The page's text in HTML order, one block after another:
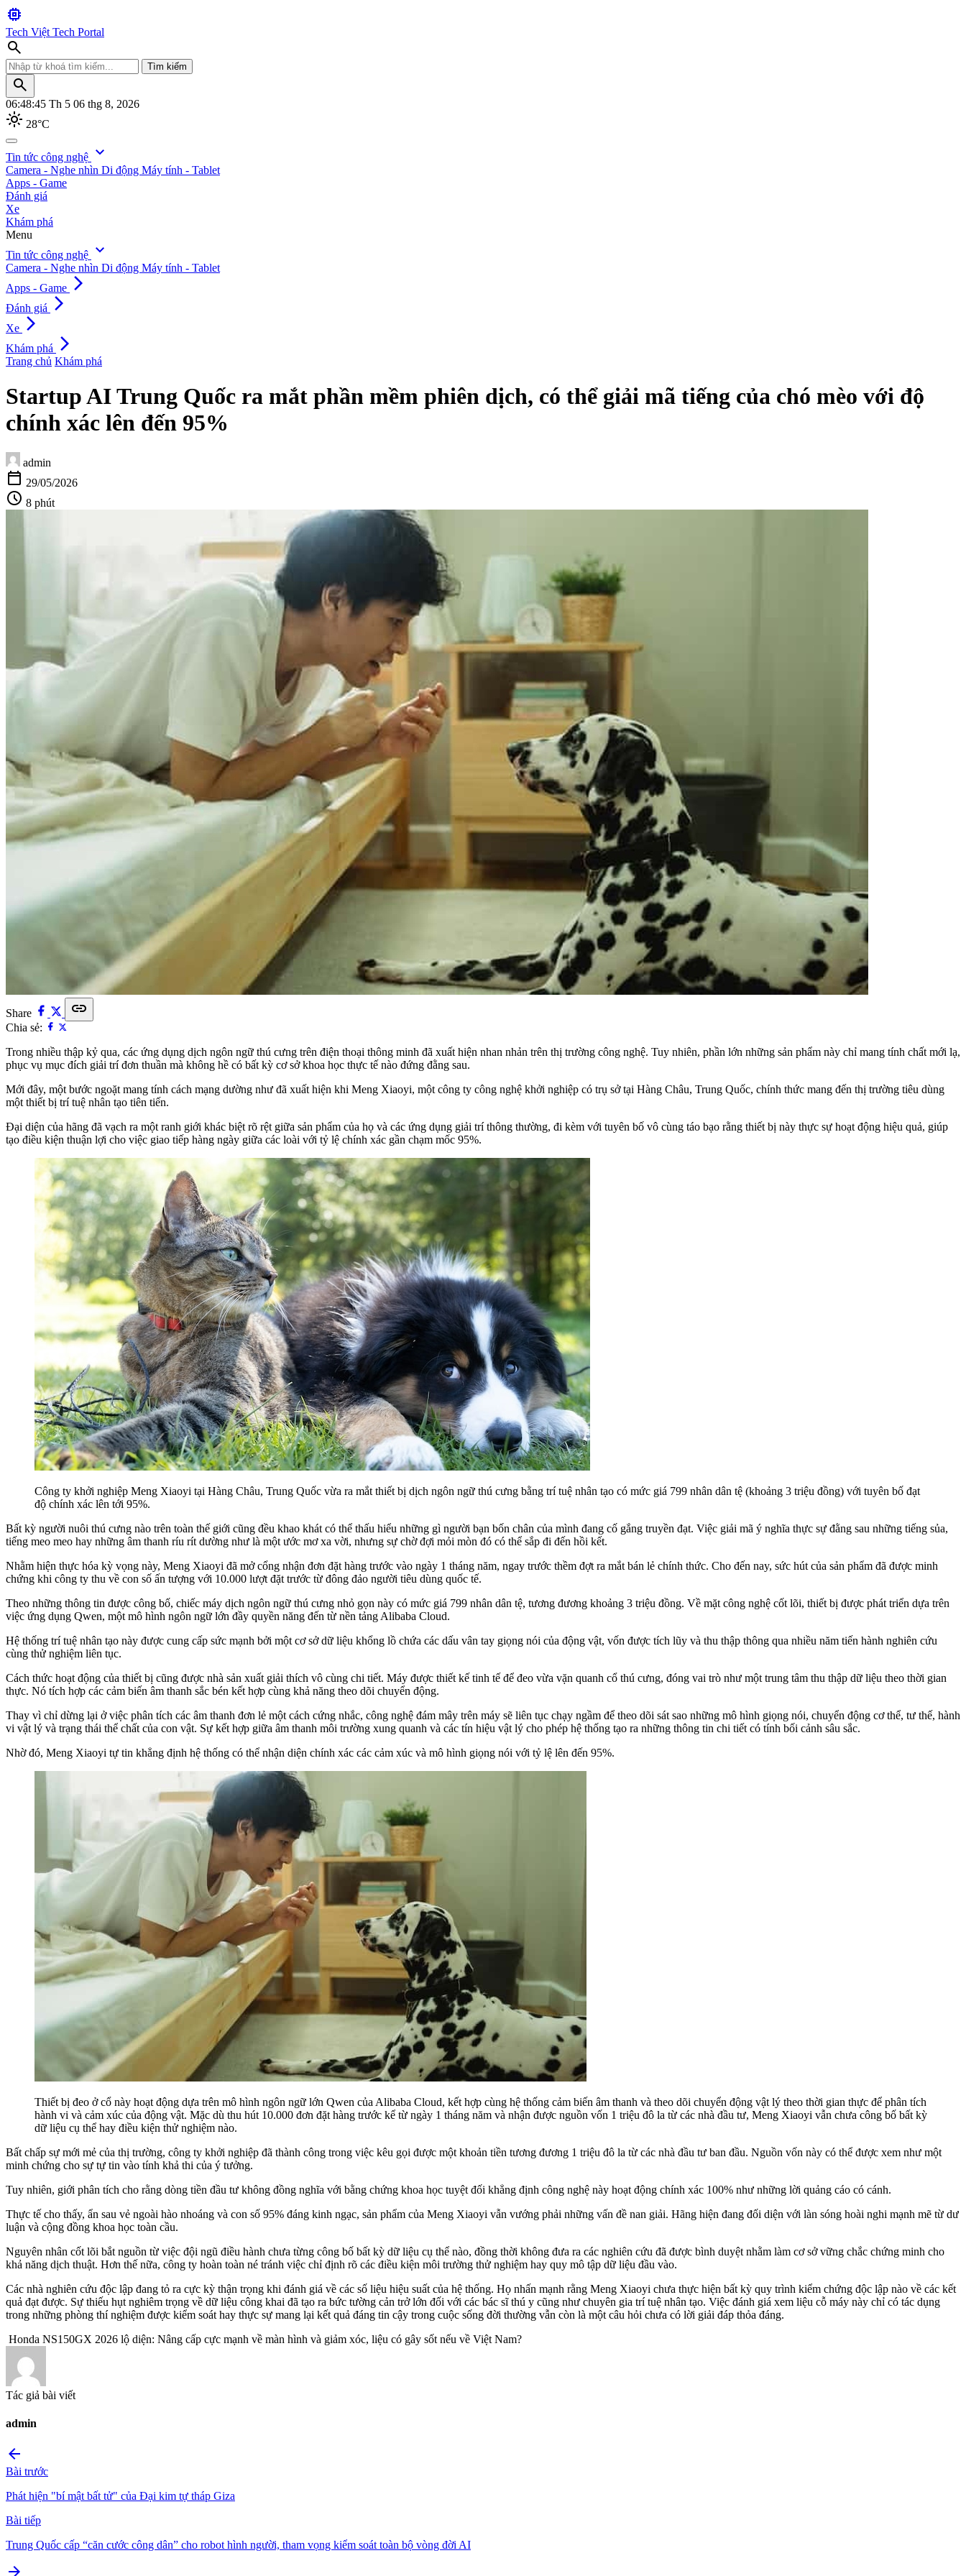
memory
Tech Việt Tech Portal
search
Tìm kiếm
search
06:48:47 Th 5 06 thg 8, 2026
light_mode 28°C
search
Tìm kiếm
Tin tức công nghệ expand_more
Camera - Nghe nhìn Di động Máy tính - Tablet
Apps - Game
Đánh giá
Xe
Khám phá
Menu
Tin tức công nghệ expand_more
Camera - Nghe nhìn Di động Máy tính - Tablet
Apps - Game arrow_forward_ios
Đánh giá arrow_forward_ios
Xe arrow_forward_ios
Khám phá arrow_forward_ios
Trang chủ Khám phá
Startup AI Trung Quốc ra mắt phần mềm phiên dịch, có thể giải mã tiếng của chó mèo với độ
chính xác lên đến 95%
admin
calendar_today 29/05/2026
schedule 8 phút
Share link
Chia sẻ:
Trong nhiều thập kỷ qua, các ứng dụng dịch ngôn ngữ thú cưng trên điện thoại thông minh đã xuất hiện nhan nhản trên thị trường công nghệ. Tuy nhiên, phần lớn những sản phẩm này chỉ mang tính chất mới lạ,
phục vụ mục đích giải trí đơn thuần mà không hề có bất kỳ cơ sở khoa học thực tế nào đứng đằng sau.
Mới đây, một bước ngoặt mang tính cách mạng dường như đã xuất hiện khi Meng Xiaoyi, một công ty công nghệ khởi nghiệp có trụ sở tại Hàng Châu, Trung Quốc, chính thức mang đến thị trường tiêu dùng
một thiết bị trí tuệ nhân tạo tiên tiến.
Đại diện của hãng đã vạch ra một ranh giới khác biệt rõ rệt giữa sản phẩm của họ và các ứng dụng giải trí thông thường, đi kèm với tuyên bố vô cùng táo bạo rằng thiết bị này thực sự hoạt động hiệu quả, giúp
tạo điều kiện thuận lợi cho việc giao tiếp hàng ngày giữa các loài với tỷ lệ chính xác gần chạm mốc 95%.
Công ty khởi nghiệp Meng Xiaoyi tại Hàng Châu, Trung Quốc vừa ra mắt thiết bị dịch ngôn ngữ thú cưng bằng trí tuệ nhân tạo có mức giá 799 nhân dân tệ (khoảng 3 triệu đồng) với tuyên bố đạt
độ chính xác lên tới 95%.
Bất kỳ người nuôi thú cưng nào trên toàn thế giới cũng đều khao khát có thể thấu hiểu những gì người bạn bốn chân của mình đang cố gắng truyền đạt. Việc giải mã ý nghĩa thực sự đằng sau những tiếng sủa,
tiếng meo meo hay những âm thanh ríu rít dường như là một ước mơ xa vời, nhưng sự chờ đợi mỏi mòn đó có thể sắp đi đến hồi kết.
Nhằm hiện thực hóa kỳ vọng này, Meng Xiaoyi đã mở cổng nhận đơn đặt hàng trước vào ngày 1 tháng năm, ngay trước thềm đợt ra mắt bán lẻ chính thức. Cho đến nay, sức hút của sản phẩm đã được minh
chứng khi công ty thu về con số ấn tượng với 10.000 lượt đặt trước từ đông đảo người tiêu dùng quốc tế.
Theo những thông tin được công bố, chiếc máy dịch ngôn ngữ thú cưng nhỏ gọn này có mức giá 799 nhân dân tệ, tương đương khoảng 3 triệu đồng. Về mặt công nghệ cốt lõi, thiết bị được phát triển dựa trên
việc ứng dụng Qwen, một mô hình ngôn ngữ lớn đầy quyền năng đến từ nền tảng Alibaba Cloud.
Hệ thống trí tuệ nhân tạo này được cung cấp sức mạnh bởi một cơ sở dữ liệu khổng lồ chứa các dấu vân tay giọng nói của động vật, vốn được tích lũy và thu thập thông qua nhiều năm tiến hành nghiên cứu
cùng thử nghiệm liên tục.
Cách thức hoạt động của thiết bị cũng được nhà sản xuất giải thích vô cùng chi tiết. Máy được thiết kế tinh tế để đeo vừa vặn quanh cổ thú cưng, đóng vai trò như một trung tâm thu thập dữ liệu theo thời gian
thực. Nó tích hợp các cảm biến âm thanh sắc bén kết hợp cùng khả năng theo dõi chuyển động.
Thay vì chỉ dừng lại ở việc phân tích các âm thanh đơn lẻ một cách cứng nhắc, công nghệ đám mây trên máy sẽ liên tục chạy ngầm để theo dõi sát sao những mô hình giọng nói, chuyển động cơ thể, tư thế, hành
vi vật lý và trạng thái thể chất của con vật. Sự kết hợp giữa âm thanh môi trường xung quanh và các tín hiệu vật lý cho phép hệ thống tạo ra những thông tin chi tiết có tính bối cảnh sâu sắc.
Nhờ đó, Meng Xiaoyi tự tin khẳng định hệ thống có thể nhận diện chính xác các cảm xúc và mô hình giọng nói với tỷ lệ lên đến 95%.
Thiết bị đeo ở cổ này hoạt động dựa trên mô hình ngôn ngữ lớn Qwen của Alibaba Cloud, kết hợp cùng hệ thống cảm biến âm thanh và theo dõi chuyển động vật lý theo thời gian thực để phân tích
hành vi và cảm xúc của động vật. Mặc dù thu hút 10.000 đơn đặt hàng trước kể từ ngày 1 tháng năm và nhận được nguồn vốn 1 triệu đô la từ các nhà đầu tư, Meng Xiaoyi vẫn chưa công bố bất kỳ
dữ liệu cụ thể hay điều kiện thử nghiệm nào.
Bất chấp sự mới mẻ của thị trường, công ty khởi nghiệp đã thành công trong việc kêu gọi được một khoản tiền tương đương 1 triệu đô la từ các nhà đầu tư ban đầu. Nguồn vốn này có thể được xem như một
minh chứng cho sự tự tin vào tính khả thi của ý tưởng.
Tuy nhiên, giới phân tích cho rằng dòng tiền đầu tư không đồng nghĩa với bằng chứng khoa học tuyệt đối khẳng định công nghệ này hoạt động chính xác 100% như những lời quảng cáo có cánh.
Thực tế cho thấy, ẩn sau vẻ ngoài hào nhoáng và con số 95% đáng kinh ngạc, sản phẩm của Meng Xiaoyi vẫn vướng phải những vấn đề nan giải. Hãng hiện đang đối diện với làn sóng hoài nghi mạnh mẽ từ dư
luận và cộng đồng khoa học toàn cầu.
Nguyên nhân cốt lõi bắt nguồn từ việc đội ngũ điều hành chưa từng công bố bất kỳ dữ liệu cụ thể nào, đồng thời không đưa ra các nghiên cứu đã được bình duyệt nhằm làm cơ sở vững chắc chứng minh cho
khả năng dịch thuật. Hơn thế nữa, công ty hoàn toàn né tránh việc chỉ định rõ các điều kiện môi trường thử nghiệm hay quy mô tập dữ liệu đầu vào.
Các nhà nghiên cứu độc lập đang tỏ ra cực kỳ thận trọng khi đánh giá về các số liệu hiệu suất của hệ thống. Họ nhấn mạnh rằng Meng Xiaoyi chưa thực hiện bất kỳ quy trình kiểm chứng độc lập nào về các kết
quả đạt được. Sự thiếu hụt nghiêm trọng về dữ liệu công khai đã tạo ra bức tường cản trở lớn đối với các bác sĩ thú y cũng như chuyên gia trí tuệ nhân tạo. Việc đánh giá xem liệu cỗ máy này chỉ có tác dụng
trong những phòng thí nghiệm được kiểm soát hay thực sự mang lại kết quả đáng tin cậy trong cuộc sống đời thường vẫn còn là một câu hỏi chưa có lời giải đáp thỏa đáng.
Honda NS150GX 2026 lộ diện: Nâng cấp cực mạnh về màn hình và giảm xóc, liệu có gây sốt nếu về Việt Nam?
Tác giả bài viết
admin
arrow_back
Bài trước
Phát hiện "bí mật bất tử" của Đại kim tự tháp Giza
Bài tiếp
Trung Quốc cấp “căn cước công dân” cho robot hình người, tham vọng kiểm soát toàn bộ vòng đời AI